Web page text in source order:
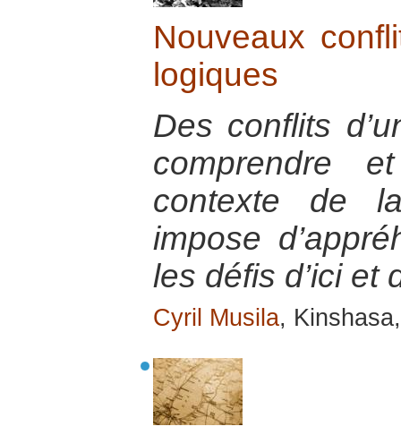
Nouveaux
logiques
Des conflits
comprendre
contexte de
impose
les défis d’ici et
Cyril Musila,